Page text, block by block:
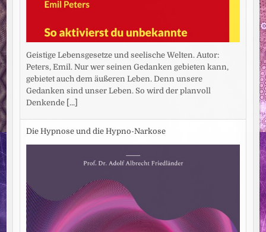
Geistige Lebensgesetze und seelische Welten. Autor:
Peters, Emil. Nur wer seinen Gedanken gebieten kann,
gebietet auch dem äußeren Leben. Denn unsere
Gedanken sind unser Leben. So wird der planvoll
Denkende [...]
Die Hypnose und die Hypno-Narkose